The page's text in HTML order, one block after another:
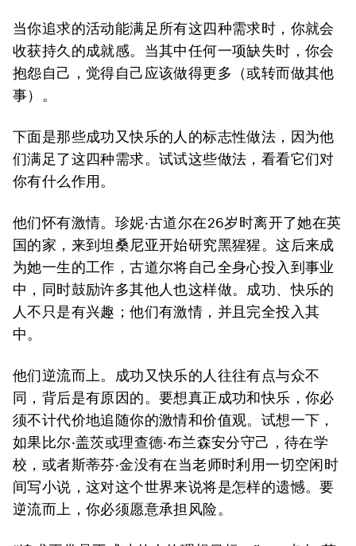
当你追求的活动能满足所有这四种需求时，你就会
收获持久的成就感。当其中任何一项缺失时，你会
抱怨自己，觉得自己应该做得更多（或转而做其他
事）。
下面是那些成功又快乐的人的标志性做法，因为他
们满足了这四种需求。试试这些做法，看看它们对
你有什么作用。
他们怀有激情。珍妮·古道尔在26岁时离开了她在英
国的家，来到坦桑尼亚开始研究黑猩猩。这后来成
为她一生的工作，古道尔将自己全身心投入到事业
中，同时鼓励许多其他人也这样做。成功、快乐的
人不只是有兴趣；他们有激情，并且完全投入其
中。
他们逆流而上。成功又快乐的人往往有点与众不
同，背后是有原因的。要想真正成功和快乐，你必
须不计代价地追随你的激情和价值观。试想一下，
如果比尔·盖茨或理查德·布兰森安分守己，待在学
校，或者斯蒂芬·金没有在当老师时利用一切空闲时
间写小说，这对这个世界来说将是怎样的遗憾。要
逆流而上，你必须愿意承担风险。